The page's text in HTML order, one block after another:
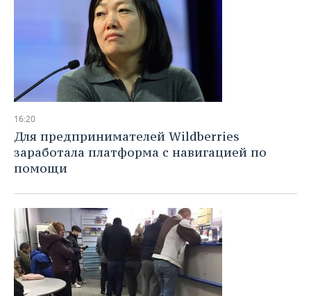
16:20
Для предпринимателей Wildberries
заработала платформа с навигацией по
помощи